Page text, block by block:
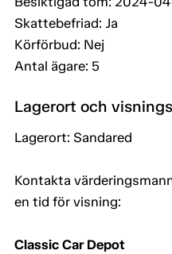
Skattebefriad: Ja
Körförbud: Nej
Antal ägare: 5
Lagerort och
Lagerort: Sandared
Kontakta
en tid för visning:
Classic Car Depot